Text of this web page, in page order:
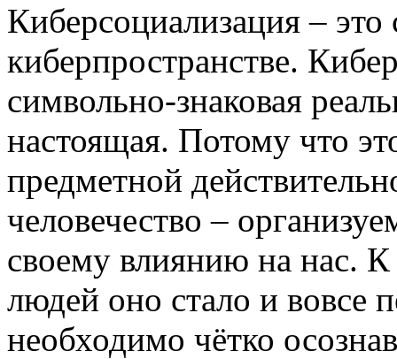
Киберсоциализация – это
киберпространстве.
символьно-знаковая
настоящая. Потому что
предметной
человечество –
своему влиянию на нас.
людей оно стало и вовсе
необходимо чётко